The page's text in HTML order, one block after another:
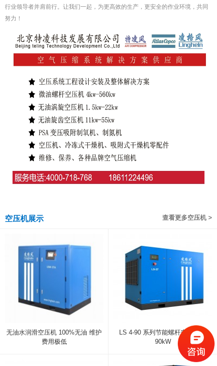
行业领导者并肩前行。让我们一起，为更高效的生产，更安全的作业环境，共同
努力！
查看更多空压机 >
空压机展示
无油水润滑空压机 100%无油 维护
费用极低
LS 4-90 系列节能螺杆空压机 4-
90kW